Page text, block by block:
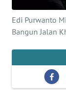
Edi Purwanto
Bangun Jalan
INDEKS
BERITA